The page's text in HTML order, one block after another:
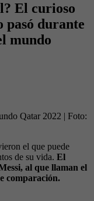
El curioso
pasó durante
mundo
Qatar 2022 | Foto:
el que puede
de su vida. El
al que llaman el
comparación.